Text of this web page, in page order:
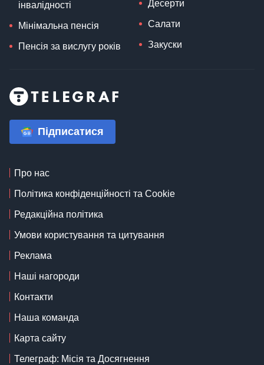
інвалідності
Мінімальна пенсія
Пенсія за вислугу років
Десерти
Салати
Закуски
Підписатися
Про нас
Політика конфіденційності та Cookie
Редакційна політика
Умови користування та цитування
Реклама
Наші нагороди
Контакти
Наша команда
Карта сайту
Телеграф: Місія та Досягнення